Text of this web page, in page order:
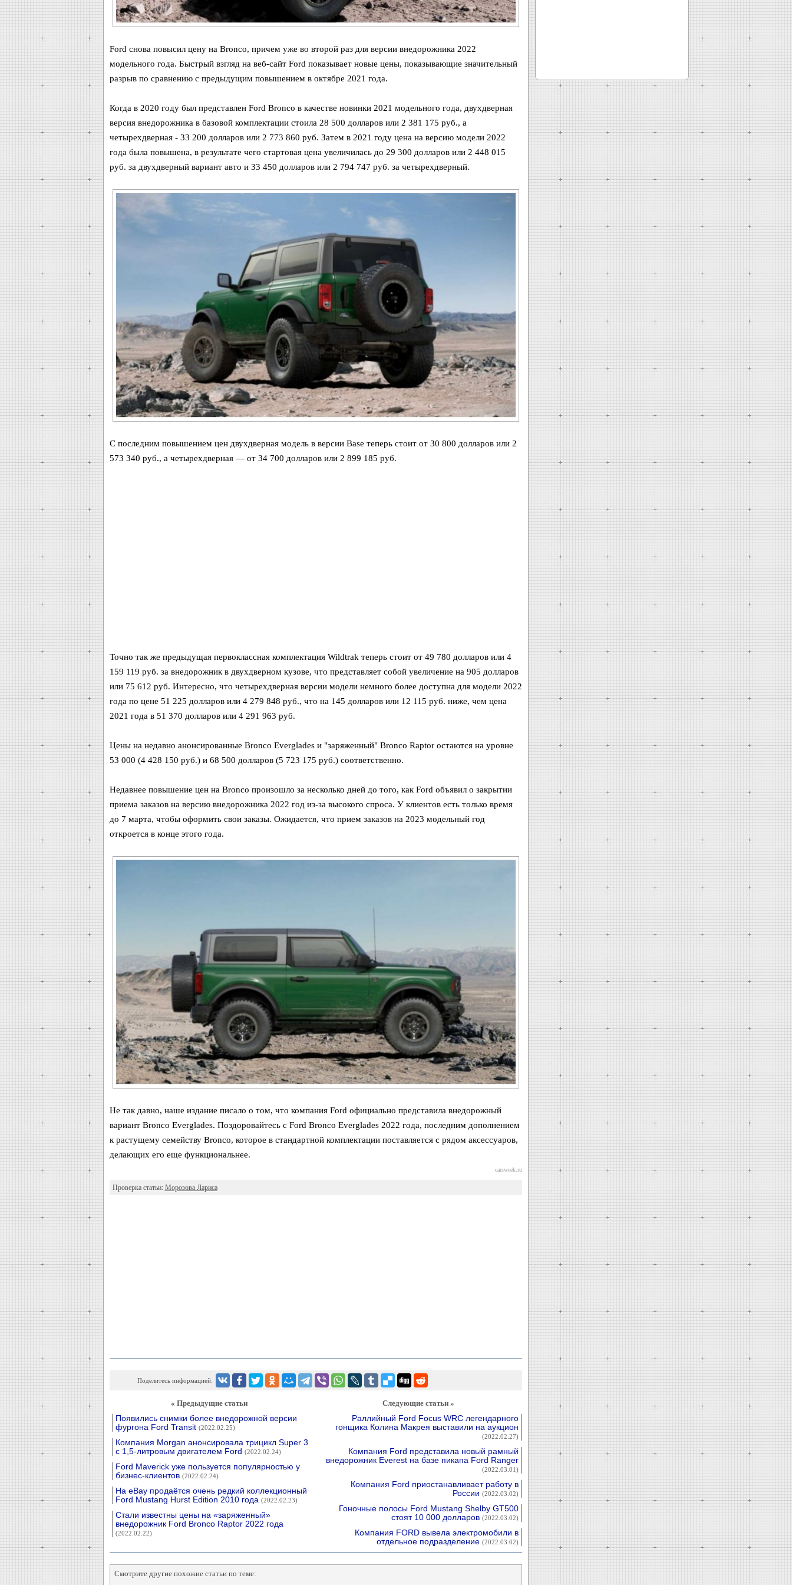
Ford снова повысил цену на Bronco, причем уже во второй раз для версии внедорожника 2022
модельного года. Быстрый взгляд на веб-сайт Ford показывает новые цены, показывающие значительный
разрыв по сравнению с предыдущим повышением в октябре 2021 года.
Когда в 2020 году был представлен Ford Bronco в качестве новинки 2021 модельного года, двухдверная
версия внедорожника в базовой комплектации стоила 28 500 долларов или 2 381 175 руб., а
четырехдверная - 33 200 долларов или 2 773 860 руб. Затем в 2021 году цена на версию модели 2022
года была повышена, в результате чего стартовая цена увеличилась до 29 300 долларов или 2 448 015
руб. за двухдверный вариант авто и 33 450 долларов или 2 794 747 руб. за четырехдверный.
С последним повышением цен двухдверная модель в версии Base теперь стоит от 30 800 долларов или 2
573 340 руб., а четырехдверная — от 34 700 долларов или 2 899 185 руб.
Точно так же предыдущая первоклассная комплектация Wildtrak теперь стоит от 49 780 долларов или 4
159 119 руб. за внедорожник в двухдверном кузове, что представляет собой увеличение на 905 долларов
или 75 612 руб. Интересно, что четырехдверная версии модели немного более доступна для модели 2022
года по цене 51 225 долларов или 4 279 848 руб., что на 145 долларов или 12 115 руб. ниже, чем цена
2021 года в 51 370 долларов или 4 291 963 руб.
Цены на недавно анонсированные Bronco Everglades и "заряженный" Bronco Raptor остаются на уровне
53 000 (4 428 150 руб.) и 68 500 долларов (5 723 175 руб.) соответственно.
Недавнее повышение цен на Bronco произошло за несколько дней до того, как Ford объявил о закрытии
приема заказов на версию внедорожника 2022 год из-за высокого спроса. У клиентов есть только время
до 7 марта, чтобы оформить свои заказы. Ожидается, что прием заказов на 2023 модельный год
откроется в конце этого года.
Не так давно, наше издание писало о том, что компания Ford официально представила внедорожный
вариант Bronco Everglades. Поздоровайтесь с Ford Bronco Everglades 2022 года, последним дополнением
к растущему семейству Bronco, которое в стандартной комплектации поставляется с рядом аксессуаров,
делающих его еще функциональнее.
carsweek.ru
Проверка статьи: Морозова Лариса
Поделитесь информацией:
« Предыдущие статьи
Появились снимки более внедорожной версии
фургона Ford Transit (2022.02.25)
Компания Morgan анонсировала трицикл Super 3
с 1,5-литровым двигателем Ford (2022.02.24)
Ford Maverick уже пользуется популярностью у
бизнес-клиентов (2022.02.24)
На eBay продаётся очень редкий коллекционный
Ford Mustang Hurst Edition 2010 года (2022.02.23)
Стали известны цены на «заряженный»
внедорожник Ford Bronco Raptor 2022 года
(2022.02.22)
Следующие статьи »
Раллийный Ford Focus WRC легендарного
гонщика Колина Макрея выставили на аукцион
(2022.02.27)
Компания Ford представила новый рамный
внедорожник Everest на базе пикапа Ford Ranger
(2022.03.01)
Компания Ford приостанавливает работу в
России (2022.03.02)
Гоночные полосы Ford Mustang Shelby GT500
стоят 10 000 долларов (2022.03.02)
Компания FORD вывела электромобили в
отдельное подразделение (2022.03.02)
Смотрите другие похожие статьи по теме: